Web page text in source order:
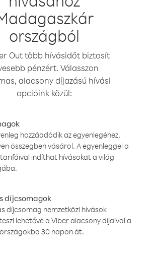
országból
Out több hívásidőt biztosít
pénzért. Válasszon
alacsony díjazású hívási
opcióink közül:
hozzáadódik az egyenlegéhez,
összegben vásárol. A egyenleggel a
indíthat hívásokat a világ
díjcsomagok
díjcsomag nemzetközi hívások
lehetővé a Viber alacsony díjaival a
30 napon át.